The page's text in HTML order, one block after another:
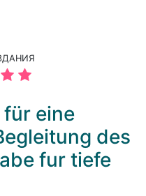
eine
des
fur tiefe